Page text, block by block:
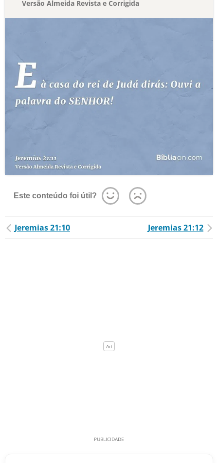
Versão Almeida Revista e Corrigida
Este conteúdo foi útil?
Jeremias 21:10 Jeremias 21:12